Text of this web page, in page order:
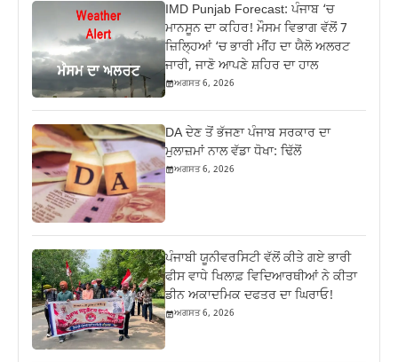
IMD Punjab Forecast: ਪੰਜਾਬ ‘ਚ
ਮਾਨਸੂਨ ਦਾ ਕਹਿਰ! ਮੌਸਮ ਵਿਭਾਗ ਵੱਲੋਂ 7
ਜ਼ਿਲ੍ਹਿਆਂ ‘ਚ ਭਾਰੀ ਮੀਂਹ ਦਾ ਯੈਲੋ ਅਲਰਟ
ਜਾਰੀ, ਜਾਣੋ ਆਪਣੇ ਸ਼ਹਿਰ ਦਾ ਹਾਲ
ਅਗਸਤ 6, 2026
DA ਦੇਣ‌ ਤੋਂ ਭੱਜਣਾ ਪੰਜਾਬ ਸਰਕਾਰ ਦਾ
ਮੁਲਾਜ਼ਮਾਂ ਨਾਲ ਵੱਡਾ ਧੋਖਾ: ਢਿੱਲੋਂ
ਅਗਸਤ 6, 2026
ਪੰਜਾਬੀ ਯੂਨੀਵਰਸਿਟੀ ਵੱਲੋਂ ਕੀਤੇ ਗਏ ਭਾਰੀ
ਫੀਸ ਵਾਧੇ ਖਿਲਾਫ਼ ਵਿਦਿਆਰਥੀਆਂ ਨੇ ਕੀਤਾ
ਡੀਨ ਅਕਾਦਮਿਕ ਦਫਤਰ ਦਾ ਘਿਰਾਓ!
ਅਗਸਤ 6, 2026